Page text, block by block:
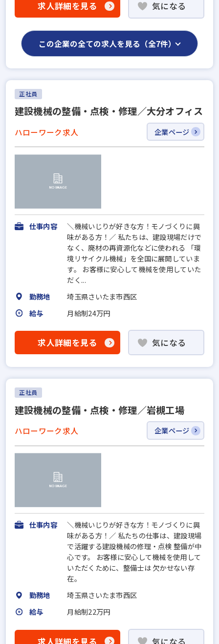
求人詳細を見る 気になる
この企業の全ての求人を見る（全7件）
正社員
建設機械の整備・点検・修理／大分オフィス
ハローワーク求人 企業ページ
仕事内容
＼機械いじりが好きな方！モノづくりに興
味がある方！／ 私たちは、建設現場だけで
なく、廃材の再資源化などに使われる 「環
境リサイクル機械」を全国に展開していま
す。 お客様に安心して機械を使用していた
だく...
勤務地
埼玉県さいたま市西区
給与
月給制24万円
求人詳細を見る 気になる
正社員
建設機械の整備・点検・修理／岩槻工場
ハローワーク求人 企業ページ
仕事内容
＼機械いじりが好きな方！モノづくりに興
味がある方！／ 私たちの仕事は、建設現場
で活躍する建設機械の修理・点検 整備が中
心です。 お客様に安心して機械を使用して
いただくために、整備士は 欠かせない存
在。
勤務地
埼玉県さいたま市西区
給与
月給制22万円
求人詳細を見る 気になる